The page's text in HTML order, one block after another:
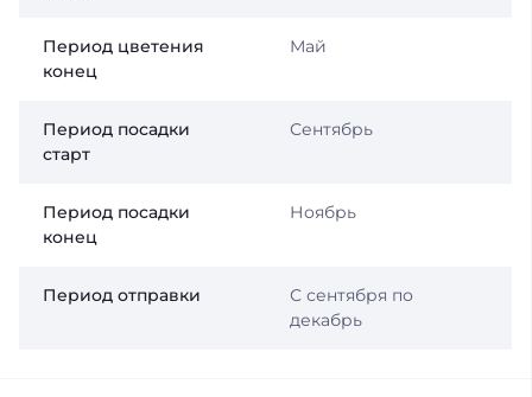
Период цветения
конец
Май
Период посадки
старт
Сентябрь
Период посадки
конец
Ноябрь
Период отправки
С сентября по
декабрь